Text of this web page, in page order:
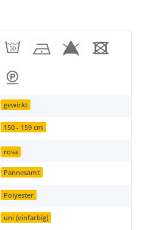
gewirkt
150 - 159 cm
rosa
Pannesamt
Polyester
uni (einfarbig)